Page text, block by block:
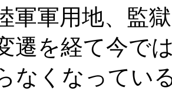
軍軍用地、監
遷を経て今で
なくなってい